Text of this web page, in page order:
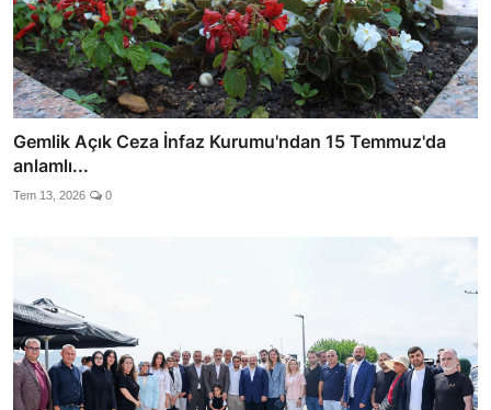
Gemlik Açık Ceza İnfaz Kurumu'ndan 15 Temmuz'da
anlamlı...
Tem 13, 2026 0